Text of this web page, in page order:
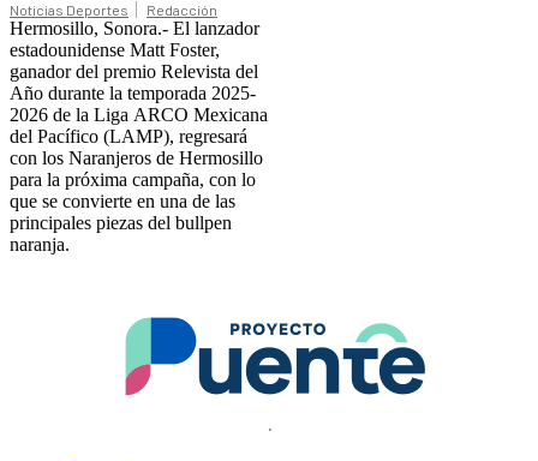
Noticias Deportes Redacción
Hermosillo, Sonora.- El lanzador
estadounidense Matt Foster,
ganador del premio Relevista del
Año durante la temporada 2025-
2026 de la Liga ARCO Mexicana
del Pacífico (LAMP), regresará
con los Naranjeros de Hermosillo
para la próxima campaña, con lo
que se convierte en una de las
principales piezas del bullpen
naranja.
.